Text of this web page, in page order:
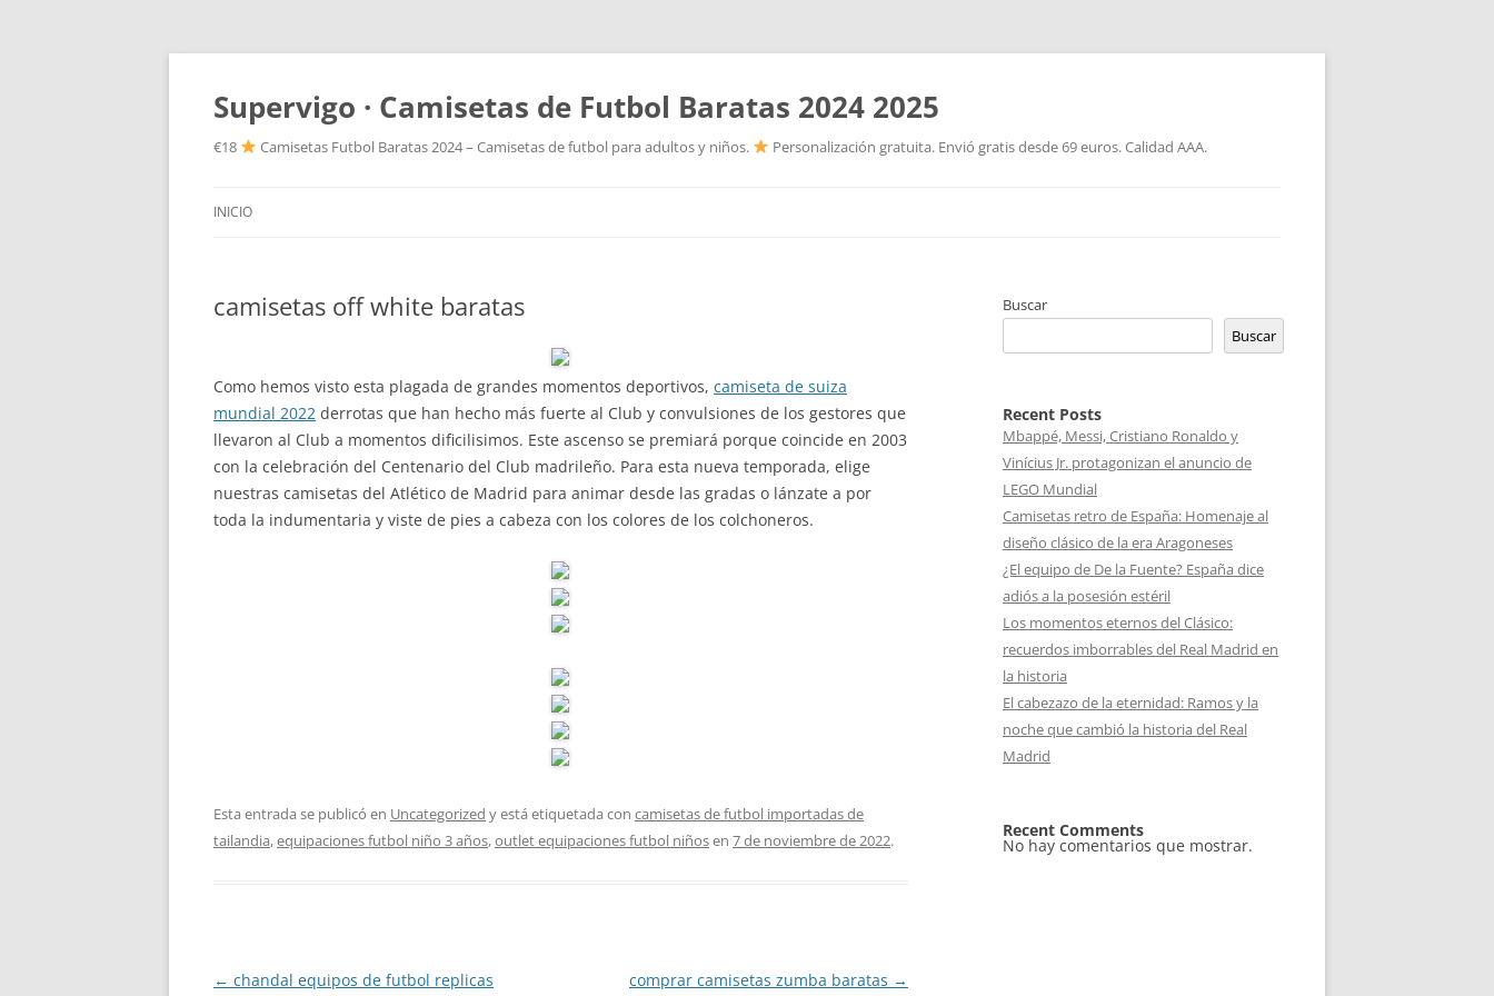
Supervigo · Camisetas de Futbol Baratas 2024 2025
€18 Camisetas Futbol Baratas 2024 – Camisetas de futbol para adultos y niños. Personalización gratuita. Envió gratis desde 69 euros. Calidad AAA.
INICIO
camisetas off white baratas
Como hemos visto esta plagada de grandes momentos deportivos, camiseta de suiza
mundial 2022 derrotas que han hecho más fuerte al Club y convulsiones de los gestores que
llevaron al Club a momentos dificilisimos. Este ascenso se premiará porque coincide en 2003
con la celebración del Centenario del Club madrileño. Para esta nueva temporada, elige
nuestras camisetas del Atlético de Madrid para animar desde las gradas o lánzate a por
toda la indumentaria y viste de pies a cabeza con los colores de los colchoneros.
Esta entrada se publicó en Uncategorized y está etiquetada con camisetas de futbol importadas de
tailandia,equipaciones futbol niño 3 años,outlet equipaciones futbol niñosen 7 de noviembre de 2022.
Navegación
← chandal equipos de futbol replicas comprar camisetas zumba baratas →
Buscar
Buscar
Recent Posts
Mbappé, Messi, Cristiano Ronaldo y
Vinícius Jr. protagonizan el anuncio de
LEGO Mundial
Camisetas retro de España: Homenaje al
diseño clásico de la era Aragoneses
¿El equipo de De la Fuente? España dice
adiós a la posesión estéril
Los momentos eternos del Clásico:
recuerdos imborrables del Real Madrid en
la historia
El cabezazo de la eternidad: Ramos y la
noche que cambió la historia del Real
Madrid
Recent Comments
No hay comentarios que mostrar.